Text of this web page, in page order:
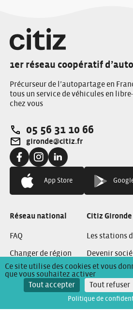
1er réseau coopératif
Précurseur de l’autopartage en
tous un service de véhicules en
chez vous
Téléphone:
05 56 31 10 66
Adresse e-mail:
gironde@citiz.fr
Facebook:Instagram:Linkedin:
App Store
Réseau national
FAQ
Changer de région
L’assurance Citiz
Citiz Gironde
Les stations
Devenir
Devenir
Recrutement
Ce site utilise des cookies et vous
que vous souhaitez activer
Tout accepter
Tout refuser
Politique de